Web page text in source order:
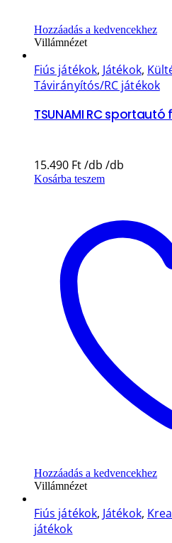
Hozzáadás a kedvencekhez
Villámnézet
Fiús játékok, Játékok,
Távirányítós/RC játékok
TSUNAMI RC
15.490 Ft
Kosárba teszem
Hozzáadás a kedvencekhez
Villámnézet
Fiús játékok, Játékok,
játékok